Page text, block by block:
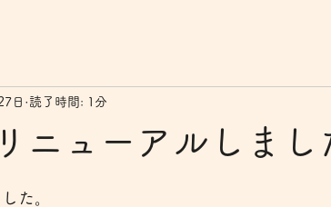
ニューアルしまし
日 読了時間: 1分
た。